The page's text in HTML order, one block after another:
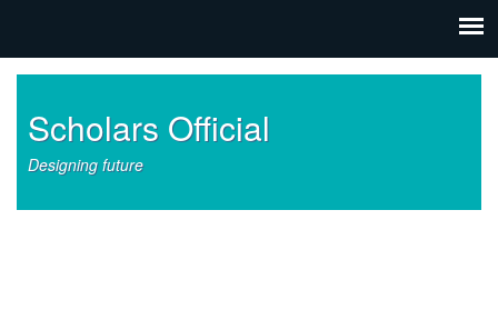
Scholars Official
Designing future